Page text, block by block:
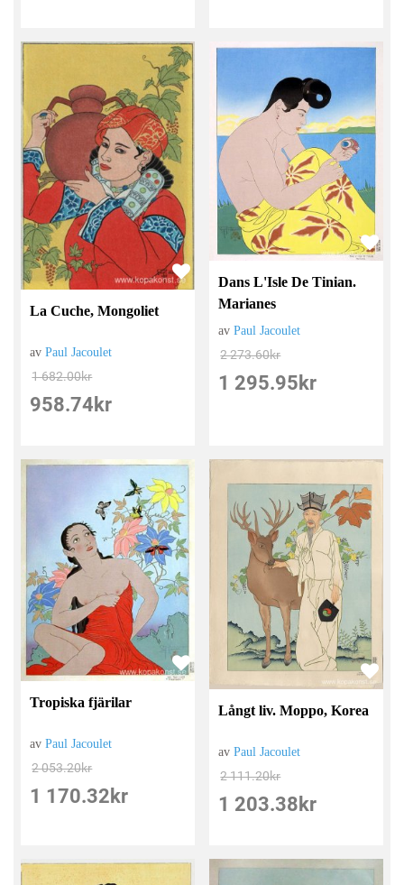
La Cuche, Mongoliet
avPaul Jacoulet
1 682.00kr
958.74 kr
Dans L'Isle De Tinian.
Marianes
avPaul Jacoulet
2 273.60kr
1 295.95 kr
Tropiska fjärilar
avPaul Jacoulet
2 053.20kr
1 170.32 kr
Långt liv. Moppo, Korea
avPaul Jacoulet
2 111.20kr
1 203.38 kr